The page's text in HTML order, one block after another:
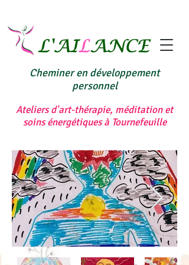
Cheminer en développement
personnel
Ateliers d'art-thérapie, méditation et
soins énergétiques à Tournefeuille